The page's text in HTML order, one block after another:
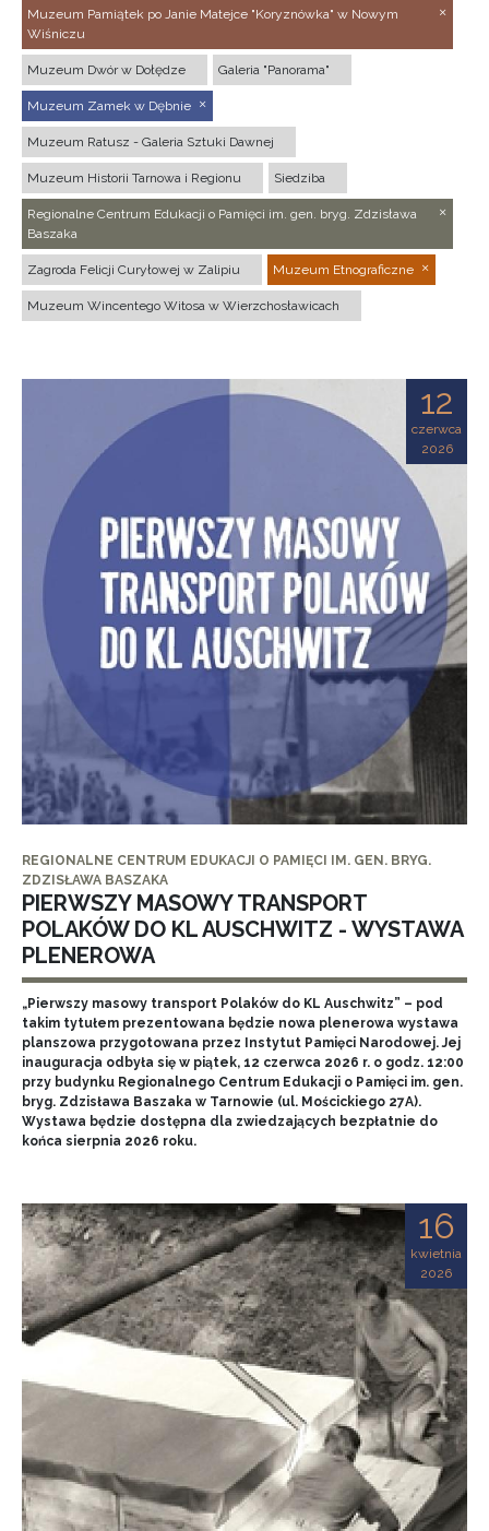
Muzeum Pamiątek po Janie Matejce "Koryznówka" w Nowym
Wiśniczu
Muzeum Dwór w Dołędze Galeria "Panorama"
Muzeum Zamek w Dębnie
Muzeum Ratusz - Galeria Sztuki Dawnej
Muzeum Historii Tarnowa i Regionu Siedziba
Regionalne Centrum Edukacji o Pamięci im. gen. bryg. Zdzisława
Baszaka
Zagroda Felicji Curyłowej w Zalipiu Muzeum Etnograficzne
Muzeum Wincentego Witosa w Wierzchosławicach
12
czerwca
2026
REGIONALNE CENTRUM EDUKACJI O PAMIĘCI IM. GEN. BRYG.
ZDZISŁAWA BASZAKA
PIERWSZY MASOWY TRANSPORT
POLAKÓW DO KL AUSCHWITZ - WYSTAWA
PLENEROWA
„Pierwszy masowy transport Polaków do KL Auschwitz” – pod
takim tytułem prezentowana będzie nowa plenerowa wystawa
planszowa przygotowana przez Instytut Pamięci Narodowej. Jej
inauguracja odbyła się w piątek, 12 czerwca 2026 r. o godz. 12:00
przy budynku Regionalnego Centrum Edukacji o Pamięci im. gen.
bryg. Zdzisława Baszaka w Tarnowie (ul. Mościckiego 27A).
Wystawa będzie dostępna dla zwiedzających bezpłatnie do
końca sierpnia 2026 roku.
16
kwietnia
2026